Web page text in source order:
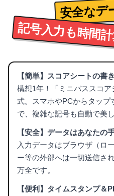
※2026年7月11日：チーム名
に、入力ボタンをフラ
※2026年7月11日：選手No.の
的にでき
安全なデ
記号入力も時間
【簡単】スコアシートの書
構想1年！「ミニバススコ
式。スマホやPCからタップ
で、複雑な記号も自動で美
【安全】データはあなたの
入力データはブラウザ（ロ
ー等の外部へは一切送信さ
万全です。
【便利】タイムスタンプ＆